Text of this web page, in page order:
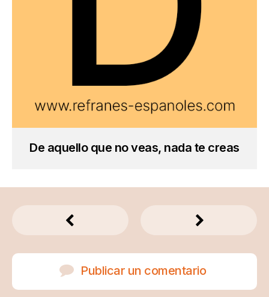
De aquello que no veas, nada te creas
Publicar un comentario